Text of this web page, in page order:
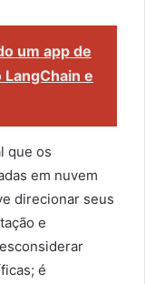
um app de
e
que os
em nuvem
direcionar seus
e
é